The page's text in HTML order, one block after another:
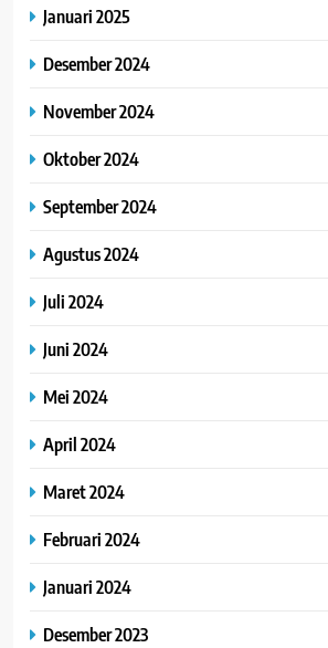
Januari 2025
Desember 2024
November 2024
Oktober 2024
September 2024
Agustus 2024
Juli 2024
Juni 2024
Mei 2024
April 2024
Maret 2024
Februari 2024
Januari 2024
Desember 2023